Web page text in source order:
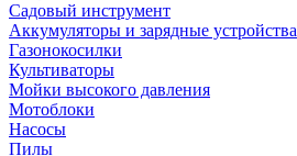
Садовый инструмент
Аккумуляторы и зарядные устройства
Газонокосилки
Культиваторы
Мойки высокого давления
Мотоблоки
Насосы
Пилы